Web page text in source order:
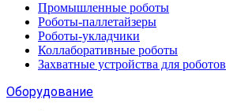
Промышленные роботы
Роботы-паллетайзеры
Роботы-укладчики
Коллаборативные роботы
Захватные устройства для роботов
Оборудование